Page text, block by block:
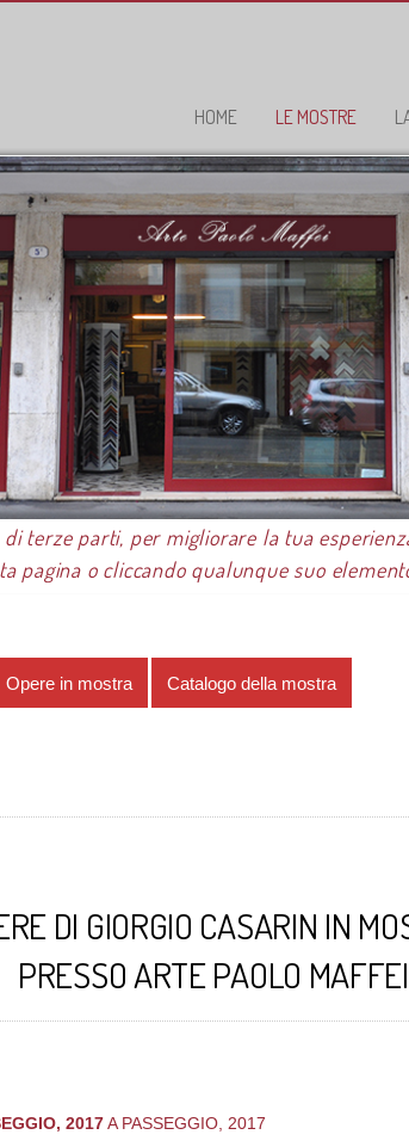
HOME LE MOSTRE
di terze parti, per migliorare la tua
pagina o cliccando qualunque suo
Giorgio Casarin Opere in mostra
Opere in mostra Catalogo della mostra
DI GIORGIO CASARIN IN
PRESSO ARTE PAOLO MAFFEI
2017 A PASSEGGIO, 2017